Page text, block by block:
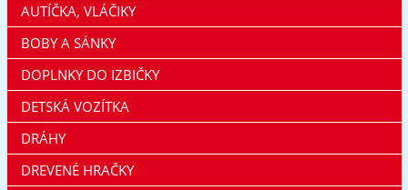
AUTÍČKA, VLÁČIKY
BOBY A SÁNKY
DOPLNKY DO IZBIČKY
DETSKÁ VOZÍTKA
DRÁHY
DREVENÉ HRAČKY